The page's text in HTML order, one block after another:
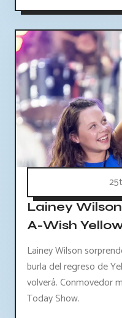
Lainey
A-Wish
Lainey Wilson
burla del regreso de
volverá. Conmovedor
Today Show.